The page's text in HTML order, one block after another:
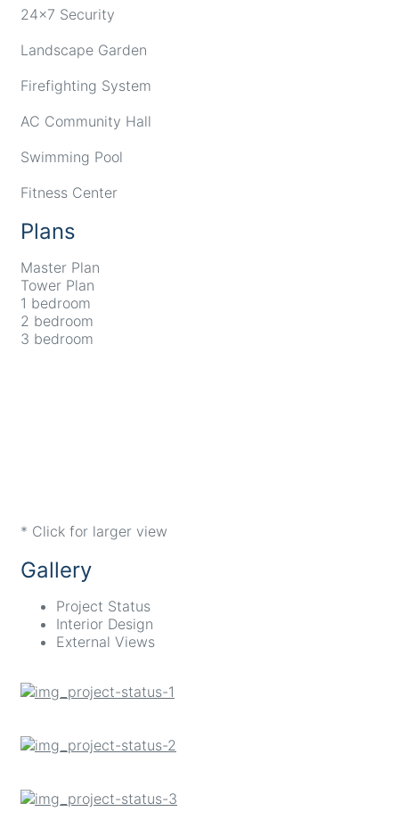
24×7 Security
Landscape Garden
Firefighting System
AC Community Hall
Swimming Pool
Fitness Center
Plans
Master Plan
Tower Plan
1 bedroom
2 bedroom
3 bedroom
* Click for larger view
Gallery
Project Status
Interior Design
External Views